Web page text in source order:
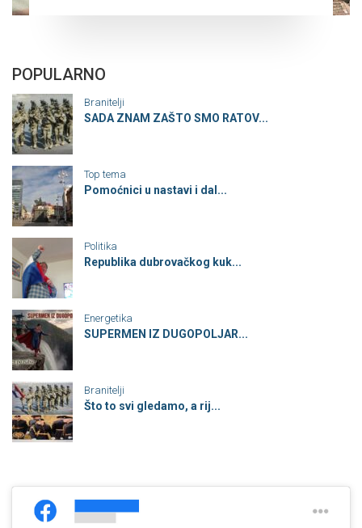
POPULARNO
Branitelji
SADA ZNAM ZAŠTO SMO RATOV...
Top tema
Pomoćnici u nastavi i dal...
Politika
Republika dubrovačkog kuk...
Energetika
SUPERMEN IZ DUGOPOLJAR...
Branitelji
Što to svi gledamo, a rij...